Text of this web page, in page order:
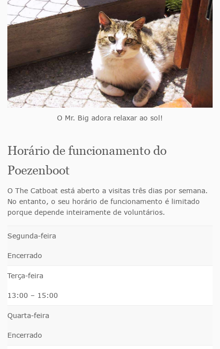
O Mr. Big adora relaxar ao sol!
Horário de funcionamento do
Poezenboot
O The Catboat está aberto a visitas três dias por semana.
No entanto, o seu horário de funcionamento é limitado
porque depende inteiramente de voluntários.
Segunda-feira
Encerrado
Terça-feira
13:00 – 15:00
Quarta-feira
Encerrado